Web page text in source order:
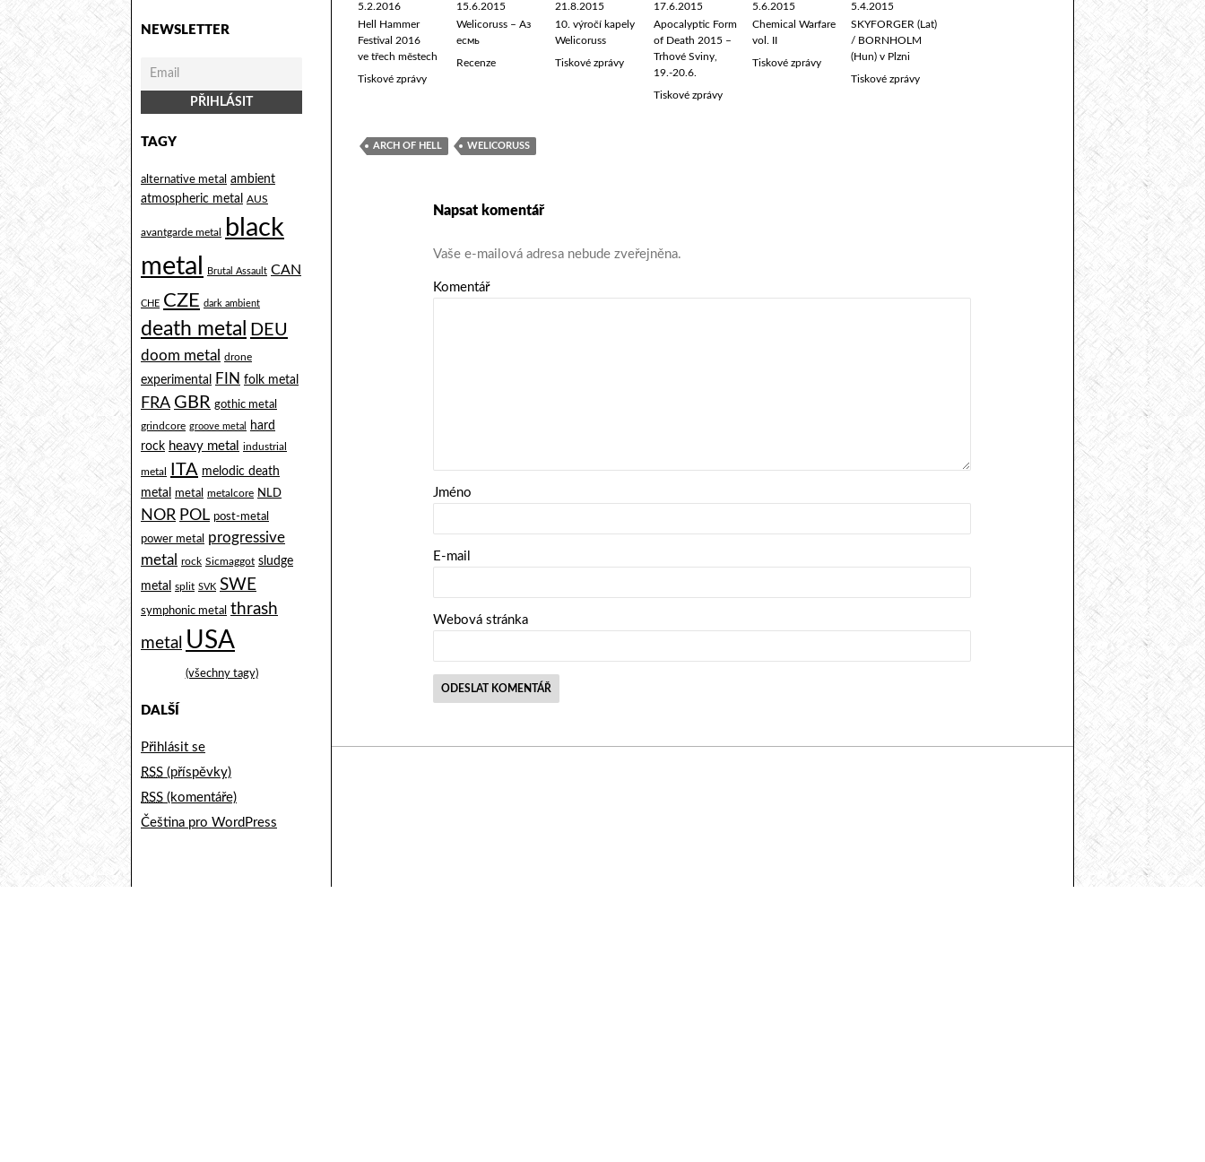
5.2.2016
Hell Hammer
Festival 2016
ve třech městech
Tiskové zprávy
15.6.2015
Welicoruss – Аз
есмь
Recenze
21.8.2015
10. výročí kapely
Welicoruss
Tiskové zprávy
17.6.2015
Apocalyptic Form
of Death 2015 –
Trhové Sviny,
19.-20.6.
Tiskové zprávy
5.6.2015
Chemical Warfare
vol. II
Tiskové zprávy
5.4.2015
SKYFORGER (Lat)
/ BORNHOLM
(Hun) v Plzni
Tiskové zprávy
ARCH OF HELL WELICORUSS
Napsat komentář
Vaše e-mailová adresa nebude zveřejněna.
Komentář
Jméno
E-mail
Webová stránka
NEWSLETTER
TAGY
alternative metal ambient
atmospheric metal
AUS
avantgarde metal
black
metal
Brutal Assault CAN
CHE CZE dark ambient
death metal DEU
doom metal drone
experimental FIN folk metal
FRA GBR gothic metal
grindcore groove metal
hard
rock heavy metal industrial
metal ITA melodic death
metal
metal metalcore NLD
NOR POL post-metal
power metal progressive
metal
rock Sicmaggot sludge
metal
split SVK SWE
symphonic metal thrash
metal USA
(všechny tagy)
DALŠÍ
Přihlásit se
RSS (příspěvky)
RSS (komentáře)
Čeština pro WordPress